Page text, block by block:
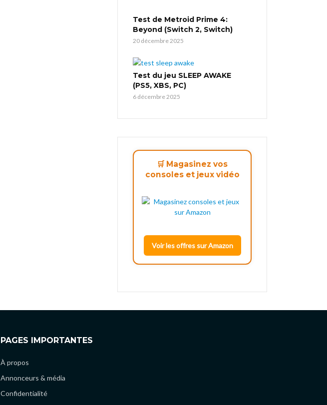
Test de Metroid Prime 4:
Beyond (Switch 2, Switch)
20 décembre 2025
Test du jeu SLEEP AWAKE
(PS5, XBS, PC)
6 décembre 2025
🛒 Magasinez vos
consoles et jeux vidéo
Voir les offres sur Amazon
PAGES IMPORTANTES
À propos
Annonceurs & média
Confidentialité